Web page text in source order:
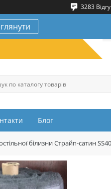
3283
Блог
білизни Страйп-сатин